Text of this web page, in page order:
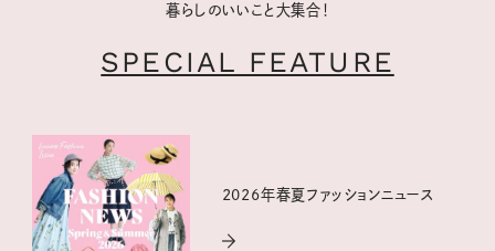
暮らしのいいこと大集合！
SPECIAL FEATURE
2026年春夏ファッションニュース